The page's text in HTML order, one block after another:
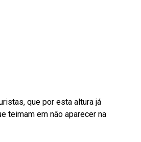
que por esta altura já
teimam em não aparecer na